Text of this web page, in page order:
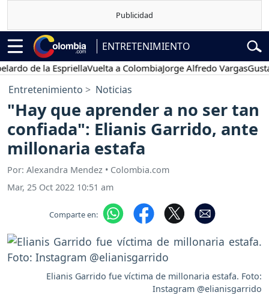
ENTRETENIMIENTO
de la EspriellaVuelta a ColombiaJorge Alfredo VargasGustavo
Entretenimiento Noticias
"Hay que aprender a no ser tan
confiada": Elianis Garrido, ante
millonaria estafa
Por: Alexandra Mendez • Colombia.com
Mar, 25 Oct 2022 10:51 am
Comparte en:
Elianis Garrido fue víctima de millonaria estafa. Foto:
Instagram @elianisgarrido